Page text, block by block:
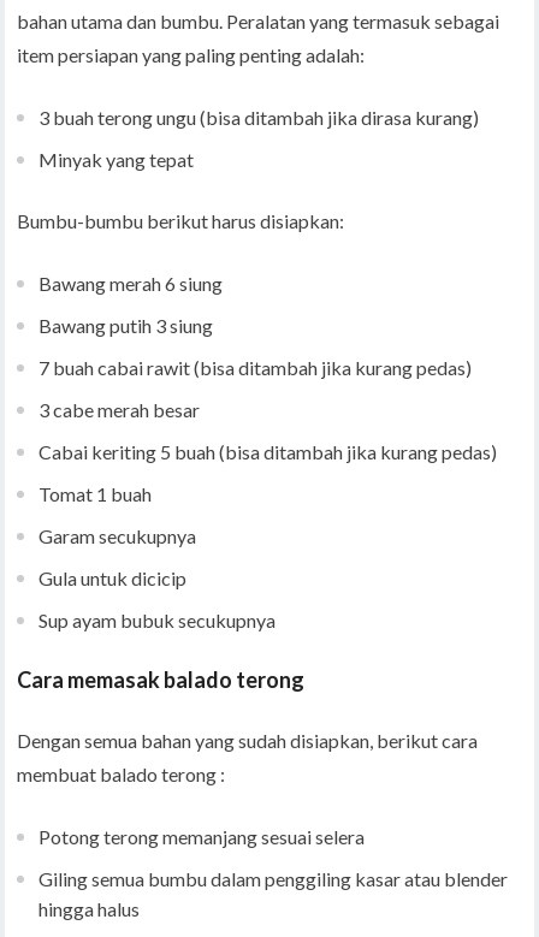
bahan utama dan bumbu. Peralatan yang termasuk sebagai
item persiapan yang paling penting adalah:
3 buah terong ungu (bisa ditambah jika dirasa kurang)
Minyak yang tepat
Bumbu-bumbu berikut harus disiapkan:
Bawang merah 6 siung
Bawang putih 3 siung
7 buah cabai rawit (bisa ditambah jika kurang pedas)
3 cabe merah besar
Cabai keriting 5 buah (bisa ditambah jika kurang pedas)
Tomat 1 buah
Garam secukupnya
Gula untuk dicicip
Sup ayam bubuk secukupnya
Cara memasak balado terong
Dengan semua bahan yang sudah disiapkan, berikut cara
membuat balado terong :
Potong terong memanjang sesuai selera
Giling semua bumbu dalam penggiling kasar atau blender
hingga halus